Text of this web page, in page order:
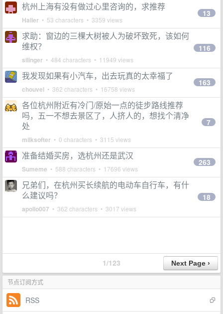
杭州上海有没有做过心里咨询的，求推荐
Haller • 53 characters • 3359 views
13
求助：窗边的三棵大树被人为破坏致死，该如何
维权？
silinger • 484 characters • 11949 views
116
我发现如果有小汽车，出去玩真的太幸福了
chouvel • 362 characters • 16758 views
163
各位杭州附近有冷门/原始一点的徒步路线推荐
吗，五一不想去景区了，人挤人的，想找个清净
处
milksofter • 0 characters • 3115 views
7
准备结婚买房，选杭州还是武汉
Sumeme • 588 characters • 17696 views
263
兄弟们，在杭州买长续航的电动车自行车，有什
么建议吗？
apollo007 • 362 characters • 3017 views
18
1/123
节点订阅方式
RSS